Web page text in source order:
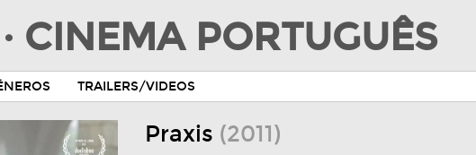
· CINEMA PORTUGUÊS
TRAILERS/VIDEOS
Praxis (2011)